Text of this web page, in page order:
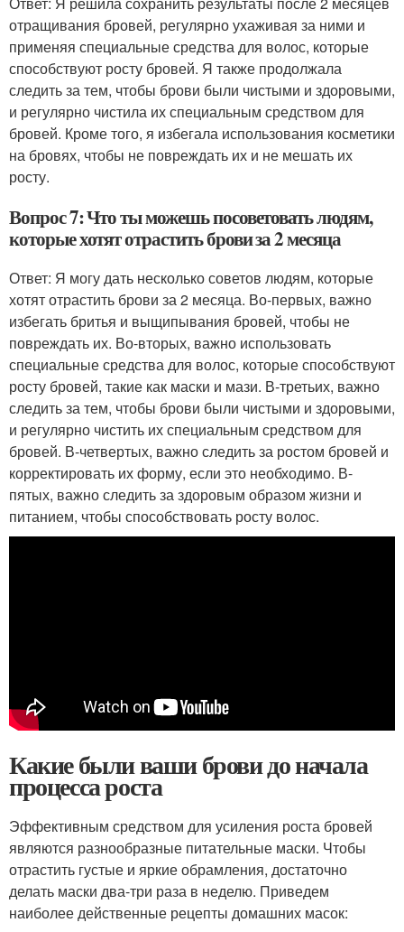
отращивания бровей, регулярно ухаживая за ними и
применяя специальные средства для волос, которые
способствуют росту бровей. Я также продолжала
следить за тем, чтобы брови были чистыми и здоровыми,
и регулярно чистила их специальным средством для
бровей. Кроме того, я избегала использования косметики
на бровях, чтобы не повреждать их и не мешать их
росту.
Вопрос 7: Что ты можешь посоветовать людям,
которые хотят отрастить брови за 2 месяца
Ответ: Я могу дать несколько советов людям, которые
хотят отрастить брови за 2 месяца. Во-первых, важно
избегать бритья и выщипывания бровей, чтобы не
повреждать их. Во-вторых, важно использовать
специальные средства для волос, которые способствуют
росту бровей, такие как маски и мази. В-третьих, важно
следить за тем, чтобы брови были чистыми и здоровыми,
и регулярно чистить их специальным средством для
бровей. В-четвертых, важно следить за ростом бровей и
корректировать их форму, если это необходимо. В-
пятых, важно следить за здоровым образом жизни и
питанием, чтобы способствовать росту волос.
Какие были ваши брови до начала
процесса роста
Эффективным средством для усиления роста бровей
являются разнообразные питательные маски. Чтобы
отрастить густые и яркие обрамления, достаточно
делать маски два-три раза в неделю. Приведем
наиболее действенные рецепты домашних масок: